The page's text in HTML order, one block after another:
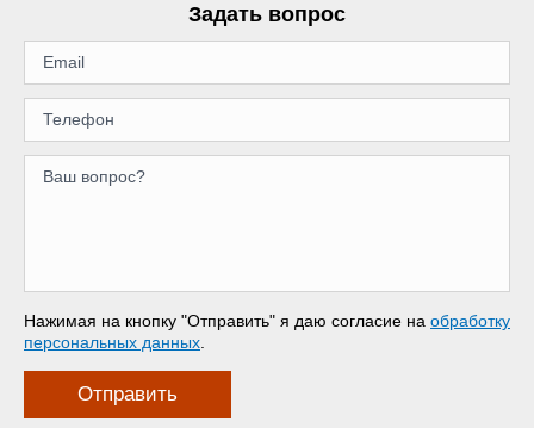
Задать вопрос
Нажимая на кнопку "Отправить" я даю согласие на обработку
персональных данных
Отправить